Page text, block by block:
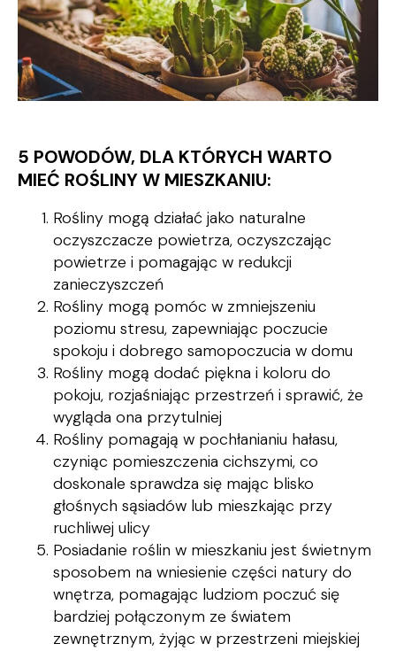
5 POWODÓW, DLA KTÓRYCH WARTO
MIEĆ ROŚLINY W MIESZKANIU:
Rośliny mogą działać jako naturalne
oczyszczacze powietrza, oczyszczając
powietrze i pomagając w redukcji
zanieczyszczeń
Rośliny mogą pomóc w zmniejszeniu
poziomu stresu, zapewniając poczucie
spokoju i dobrego samopoczucia w domu
Rośliny mogą dodać piękna i koloru do
pokoju, rozjaśniając przestrzeń i sprawić, że
wygląda ona przytulniej
Rośliny pomagają w pochłanianiu hałasu,
czyniąc pomieszczenia cichszymi, co
doskonale sprawdza się mając blisko
głośnych sąsiadów lub mieszkając przy
ruchliwej ulicy
Posiadanie roślin w mieszkaniu jest świetnym
sposobem na wniesienie części natury do
wnętrza, pomagając ludziom poczuć się
bardziej połączonym ze światem
zewnętrznym, żyjąc w przestrzeni miejskiej